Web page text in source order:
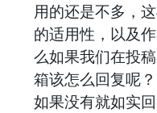
用的还是不多，
的适用性，以及
么如果我们在投
箱该怎么回复呢
如果没有就如实